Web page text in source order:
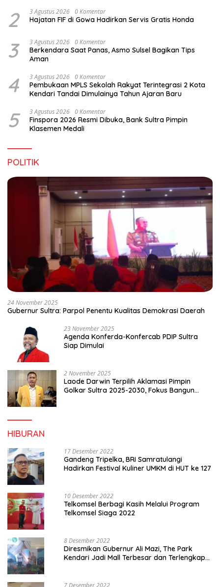
2 3 Agustus 2026 0 Komentar
Hajatan FIF di Gowa Hadirkan Servis Gratis Honda
3 3 Agustus 2026 0 Komentar
Berkendara Saat Panas, Asmo Sulsel Bagikan Tips
Aman
4 3 Agustus 2026 0 Komentar
Pembukaan MPLS Sekolah Rakyat Terintegrasi 2 Kota
Kendari Tandai Dimulainya Tahun Ajaran Baru
5 3 Agustus 2026 0 Komentar
Finspora 2026 Resmi Dibuka, Bank Sultra Pimpin
Klasemen Medali
POLITIK
24 November 2025
Gubernur Sultra: Parpol Penentu Kualitas Demokrasi Daerah
23 November 2025
Agenda Konferda-Konfercab PDIP Sultra
Siap Dimulai
2 November 2025
Laode Darwin Terpilih Aklamasi Pimpin
Golkar Sultra 2025-2030, Fokus Bangun
HIBURAN
17 Desember 2022
Gandeng Tripelka, BRI Samratulangi
Hadirkan Festival Kuliner UMKM di HUT ke 127
10 Desember 2022
Telkomsel Berbagi Kasih Melalui Program
Telkomsel Siaga 2022
8 Desember 2022
Diresmikan Gubernur Ali Mazi, The Park
Kendari Jadi Mall Terbesar dan Terlengkap
7 Desember 2022